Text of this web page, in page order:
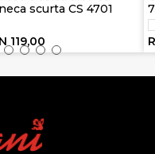
scurta CS 4701
119,00